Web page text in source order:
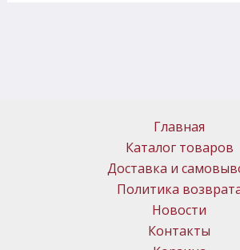
Главная
Каталог товаров
Доставка и
Политика
Новости
Контакты